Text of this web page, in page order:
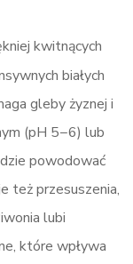
kwitnących
białych
gleby żyznej i
(pH 5−6) lub
powodować
też przesuszenia,
lubi
które wpływa